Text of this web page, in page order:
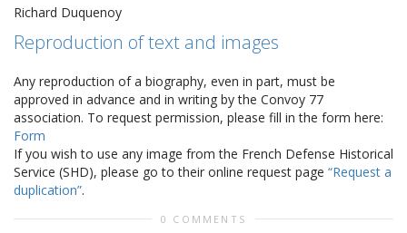
Richard Duquenoy
Reproduction of text and images
Any reproduction of a biography, even in part, must be
approved in advance and in writing by the Convoy 77
association. To request permission, please fill in the form here:
Form
If you wish to use any image from the French Defense Historical
Service (SHD), please go to their online request page “Request a
duplication”.
0 COMMENTS